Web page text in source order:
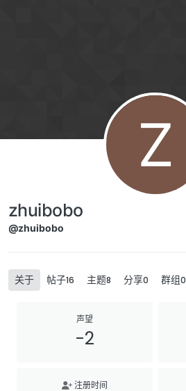
Z
zhuibobo
@zhuibobo
关于 帖子16 主题8 分享0 群组0
声望
-2
注册时间